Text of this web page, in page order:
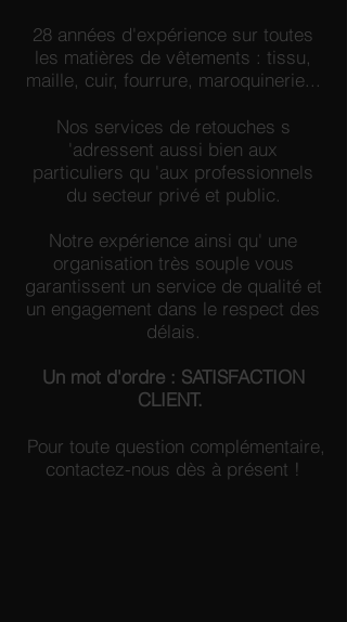
28 années d'expérience sur toutes
les matières de vêtements : tissu,
maille, cuir, fourrure, maroquinerie...
Nos services de retouches s
'adressent aussi bien aux
particuliers qu 'aux professionnels
du secteur privé et public.
Notre expérience ainsi qu' une
organisation très souple vous
garantissent un service de qualité et
un engagement dans le respect des
délais.
Un mot d'ordre : SATISFACTION
CLIENT.
Pour toute question complémentaire,
contactez-nous dès à présent !